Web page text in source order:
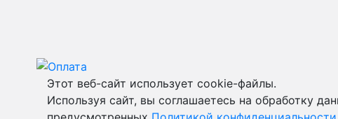
Этот веб-сайт использует cookie-файлы.
Используя сайт, вы соглашаетесь на обработку